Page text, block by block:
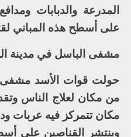
المدرعة والدبابات
على أسطح هذه المباني
مشفى الباسل في مدينة
حولت قوات الأسد مشفى
من مكان لعلاج الناس
مكان تتمركز فيه عربات
وينتشر القناصين على